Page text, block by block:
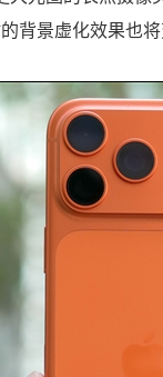
背景虚化效果也将